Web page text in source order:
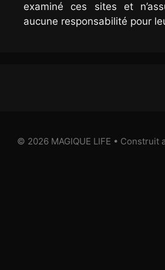
examiné ces sites et
aucune responsabilité pour
© 2026 MAGIQUE LIFE • Construit